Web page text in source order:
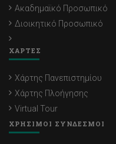
Ακαδημαϊκό Προσωπικό
Διοικητικό Προσωπικό
ΧΑΡΤΕΣ
Χάρτης Πανεπιστημίου
Χάρτης Πλοήγησης
Virtual Tour
ΧΡΗΣΙΜΟΙ ΣΥΝΔΕΣΜΟΙ